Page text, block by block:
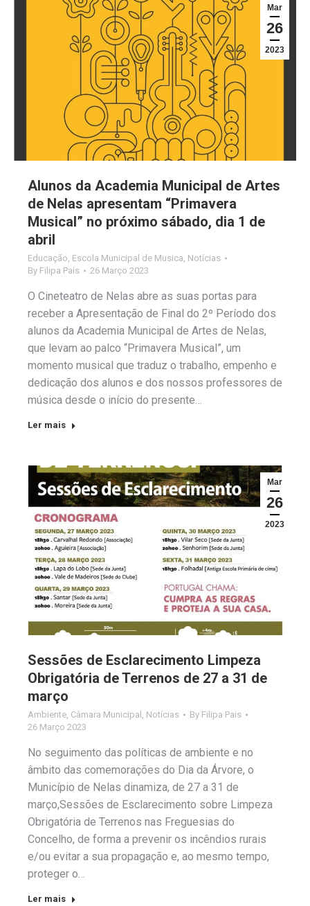
Mar
26
2023
Alunos da Academia Municipal de Artes
de Nelas apresentam “Primavera
Musical” no próximo sábado, dia 1 de
abril
Educação Escola Municipal de Musica Notícias
By Filipa Pais 26 Março 2023
O Cineteatro de Nelas abre as suas portas para
receber a Apresentação de Final do 2º Período dos
alunos da Academia Municipal de Artes de Nelas,
que levam ao palco “Primavera Musical”, um
momento musical que traduz o trabalho, empenho e
dedicação dos alunos e dos nossos professores de
música desde o início do presente…
Ler mais
Mar
26
2023
Sessões de Esclarecimento Limpeza
Obrigatória de Terrenos de 27 a 31 de
março
Ambiente Câmara Municipal Notícias By Filipa Pais
26 Março 2023
No seguimento das políticas de ambiente e no
âmbito das comemorações do Dia da Árvore, o
Município de Nelas dinamiza, de 27 a 31 de
março,Sessões de Esclarecimento sobre Limpeza
Obrigatória de Terrenos nas Freguesias do
Concelho, de forma a prevenir os incêndios rurais
e/ou evitar a sua propagação e, ao mesmo tempo,
proteger o…
Ler mais